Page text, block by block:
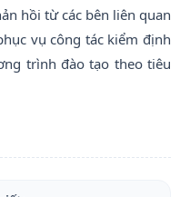
hồi từ các bên liên quan
vụ công tác kiểm định
trình đào tạo theo tiêu